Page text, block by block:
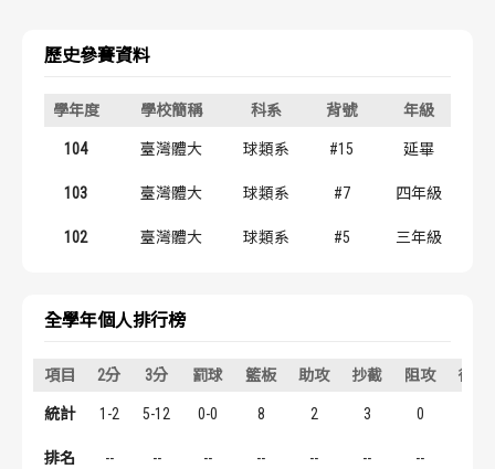
歷屆冠軍
歷史數據排行
歷屆冠軍
歷史數據排行
歷史參賽資料
學年度 學校簡稱 科系 背號 年級
104 臺灣體大 球類系 #15 延畢
103 臺灣體大 球類系 #7 四年級
102 臺灣體大 球類系 #5 三年級
全學年個人排行榜
項目 2分 3分 罰球 籃板 助攻 抄截 阻攻 得分
統計 1-2 5-12 0-0 8 2 3 0
排名 -- -- -- -- -- -- --